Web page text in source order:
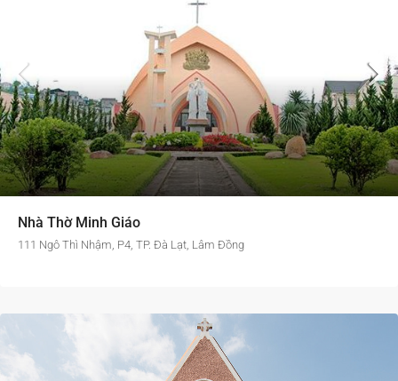
Nhà Thờ Minh Giáo
111 Ngô Thì Nhậm, P4, TP. Đà Lạt, Lâm Đồng